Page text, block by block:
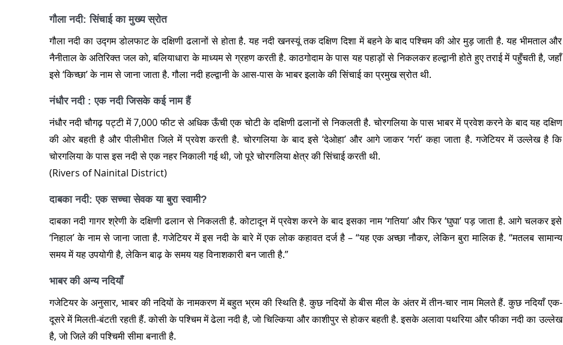
गौला नदी: सिंचाई का मुख्य स्रोत
गौला नदी का उद्गम डोलफाट के दक्षिणी ढलानों से होता है. यह नदी खनस्यूं तक दक्षिण दिशा में बहने के बाद पश्चिम की ओर मुड़ जाती है. यह भीमताल और
नैनीताल के अतिरिक्त जल को, बलियाधारा के माध्यम से ग्रहण करती है. काठगोदाम के पास यह पहाड़ों से निकलकर हल्द्वानी होते हुए तराई में पहुँचती है, जहाँ
इसे ‘किच्छा’ के नाम से जाना जाता है. गौला नदी हल्द्वानी के आस-पास के भाबर इलाके की सिंचाई का प्रमुख स्रोत थी.
नंधौर नदी : एक नदी जिसके कई नाम हैं
नंधौर नदी चौगढ़ पट्टी में 7,000 फीट से अधिक ऊँची एक चोटी के दक्षिणी ढलानों से निकलती है. चोरगलिया के पास भाबर में प्रवेश करने के बाद यह दक्षिण
की ओर बहती है और पीलीभीत जिले में प्रवेश करती है. चोरगलिया के बाद इसे ‘देओहा’ और आगे जाकर ‘गर्रा’ कहा जाता है. गजेटियर में उल्लेख है कि
चोरगलिया के पास इस नदी से एक नहर निकाली गई थी, जो पूरे चोरगलिया क्षेत्र की सिंचाई करती थी.
(Rivers of Nainital District)
दाबका नदी: एक सच्चा सेवक या बुरा स्वामी?
दाबका नदी गागर श्रेणी के दक्षिणी ढलान से निकलती है. कोटादून में प्रवेश करने के बाद इसका नाम ‘गतिया’ और फिर ‘घुघा’ पड़ जाता है. आगे चलकर इसे
‘निहाल’ के नाम से जाना जाता है. गजेटियर में इस नदी के बारे में एक लोक कहावत दर्ज है – “यह एक अच्छा नौकर, लेकिन बुरा मालिक है. “मतलब सामान्य
समय में यह उपयोगी है, लेकिन बाढ़ के समय यह विनाशकारी बन जाती है.”
भाबर की अन्य नदियाँ
गजेटियर के अनुसार, भाबर की नदियों के नामकरण में बहुत भ्रम की स्थिति है. कुछ नदियों के बीस मील के अंतर में तीन-चार नाम मिलते हैं. कुछ नदियाँ एक-
दूसरे में मिलती-बंटती रहती हैं. कोसी के पश्चिम में ढेला नदी है, जो चिल्किया और काशीपुर से होकर बहती है. इसके अलावा पथरिया और फीका नदी का उल्लेख
है, जो जिले की पश्चिमी सीमा बनाती है.